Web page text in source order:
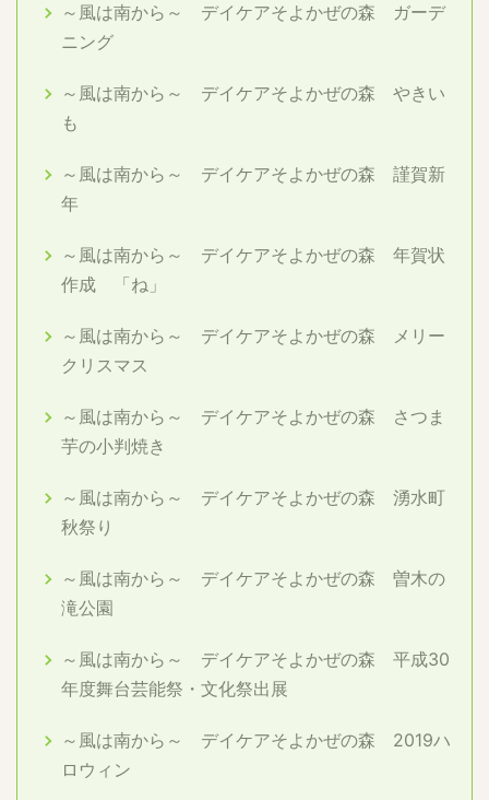
～風は南から～ デイケアそよかぜの森 ガーデ
ニング
～風は南から～ デイケアそよかぜの森 やきい
も
～風は南から～ デイケアそよかぜの森 謹賀新
年
～風は南から～ デイケアそよかぜの森 年賀状
作成 「ね」
～風は南から～ デイケアそよかぜの森 メリー
クリスマス
～風は南から～ デイケアそよかぜの森 さつま
芋の小判焼き
～風は南から～ デイケアそよかぜの森 湧水町
秋祭り
～風は南から～ デイケアそよかぜの森 曽木の
滝公園
～風は南から～ デイケアそよかぜの森 平成30
年度舞台芸能祭・文化祭出展
～風は南から～ デイケアそよかぜの森 2019ハ
ロウィン